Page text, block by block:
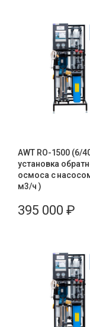
AWT RO-1500 (6/
установка
осмоса с
м3/ч )
395 000 ₽